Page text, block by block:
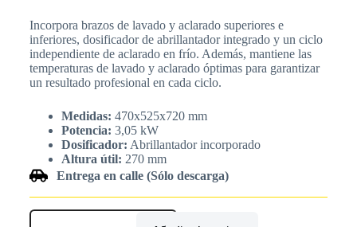
Incorpora brazos de lavado y aclarado superiores e
inferiores, dosificador de abrillantador integrado y un ciclo
independiente de aclarado en frío. Además, mantiene las
temperaturas de lavado y aclarado óptimas para garantizar
un resultado profesional en cada ciclo.
Medidas: 470x525x720 mm
Potencia: 3,05 kW
Dosificador: Abrillantador incorporado
Altura útil: 270 mm
Entrega en calle (Sólo descarga)